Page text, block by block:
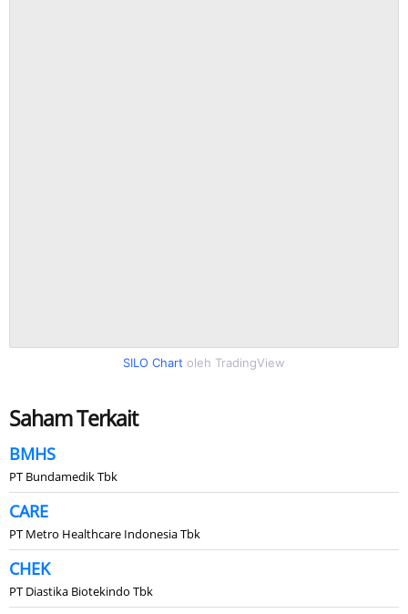
SILO Chart oleh TradingView
Saham Terkait
BMHS
PT Bundamedik Tbk
CARE
PT Metro Healthcare Indonesia Tbk
CHEK
PT Diastika Biotekindo Tbk